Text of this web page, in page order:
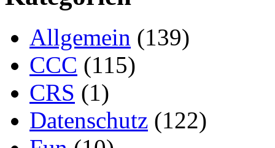
Allgemein (139)
CCC (115)
CRS (1)
Datenschutz (122)